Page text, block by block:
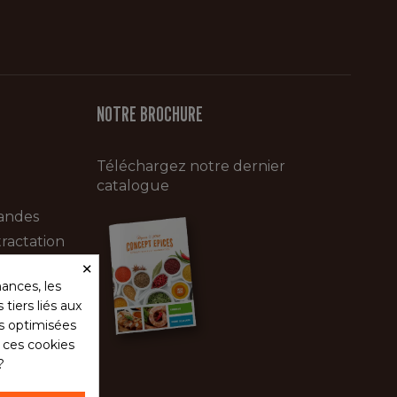
NOTRE BROCHURE
Téléchargez notre dernier
catalogue
×
les
tiers liés aux
optimisées
cookies